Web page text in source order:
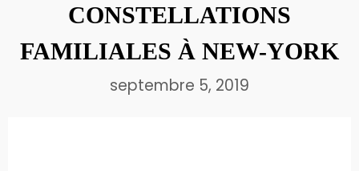
CONSTELLATIONS
FAMILIALES À NEW-YORK
septembre 5, 2019